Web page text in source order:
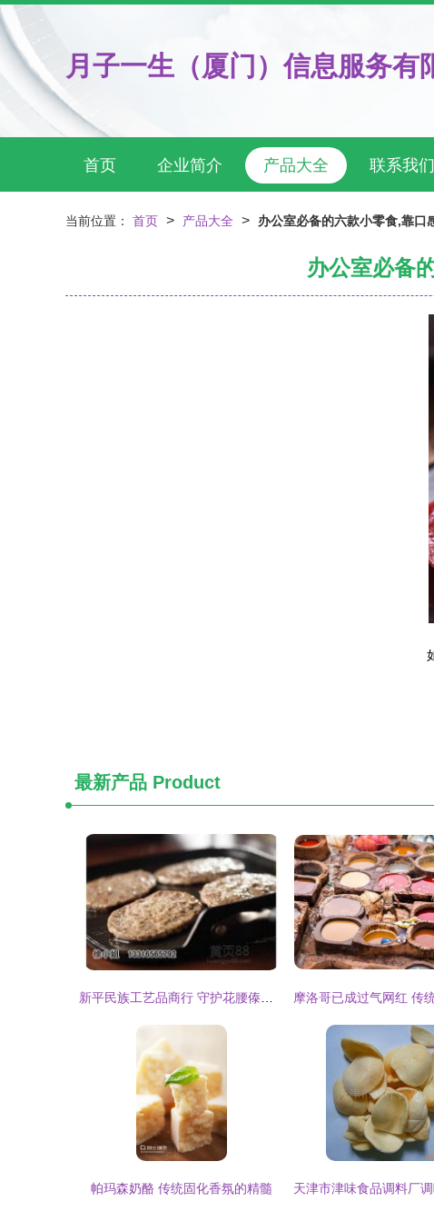
月子一生（厦门）信息服务有
首页 企业简介 产品大全 联系我们
当前位置： 首页 > 产品大全 > 办公室必备的六款小零食,靠口
办公室必备
最新产品 Product
帕玛森奶酪 传统固化香氛的精髓